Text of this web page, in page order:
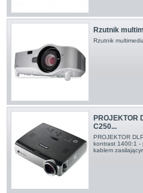
Rzutnik
Rzutnik
PROJEKTOR
C250...
PROJEKTOR
kontrast 1400:1 -
kablem